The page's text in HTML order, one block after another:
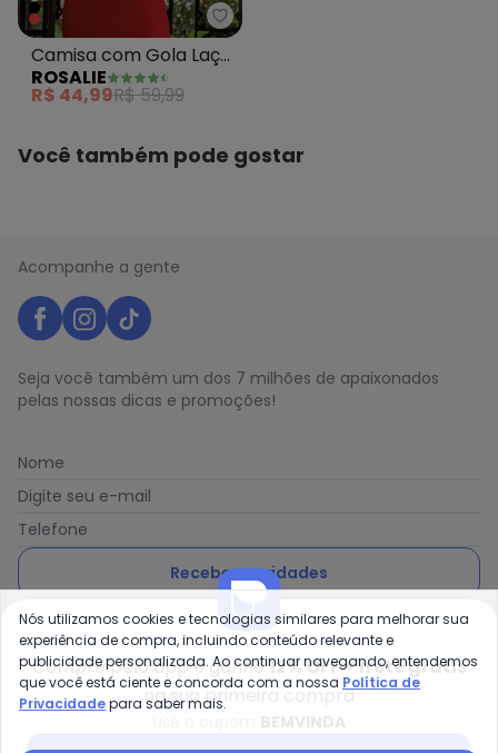
Camisa com Gola Laço
Off White
ROSALIE
R$ 44,99R$ 59,99
Você também pode gostar
Acompanhe a gente
Seja você também um dos 7 milhões de apaixonados
pelas nossas dicas e promoções!
Nome
Digite seu e-mail
Telefone
Receber novidades
Ao enviar o cadastro, você concorda com a nossa Política
de Privacidade
Compre pelo app e ganhe12% OFF + frete grátis
na sua primeira compra
Nós utilizamos cookies e tecnologias similares para melhorar sua
experiência de compra, incluindo conteúdo relevante e
publicidade personalizada. Ao continuar navegando, entendemos
que você está ciente e concorda com a nossa Política de
Privacidadepara saber mais.